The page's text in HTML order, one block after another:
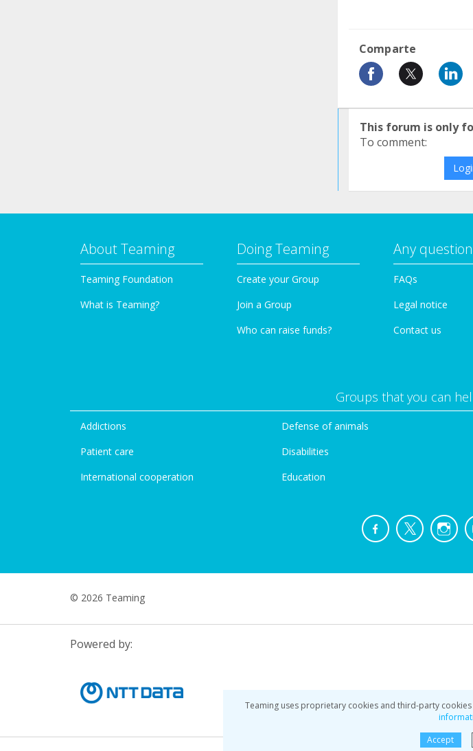
Teaming uses proprietary cookies and third-party
Accept
Comparte
This forum is only
To comment:
About Teaming
Teaming Foundation
What is Teaming?
Doing Teaming
Create your Group
Join a Group
Who can raise funds?
Any
FAQs
Legal notice
Contact us
Groups that you can
Addictions
Patient care
International cooperation
Defense of animals
Disabilities
Education
© 2026 Teaming
Powered by: